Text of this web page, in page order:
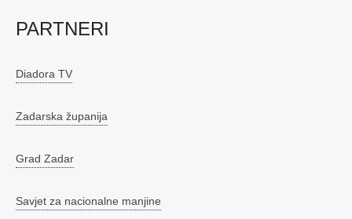
PARTNERI
Diadora TV
Zadarska županija
Grad Zadar
Savjet za nacionalne manjine